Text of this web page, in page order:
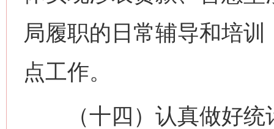
局履职的日常辅导和培
点工作。
（十四）认真做好统